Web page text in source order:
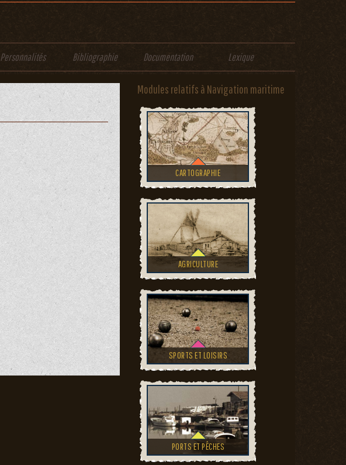
Personnalités Bibliographie Documentation Lexique
Modules relatifs à Navigation maritime
CARTOGRAPHIE
AGRICULTURE
SPORTS ET LOISIRS
PORTS ET PÊCHES